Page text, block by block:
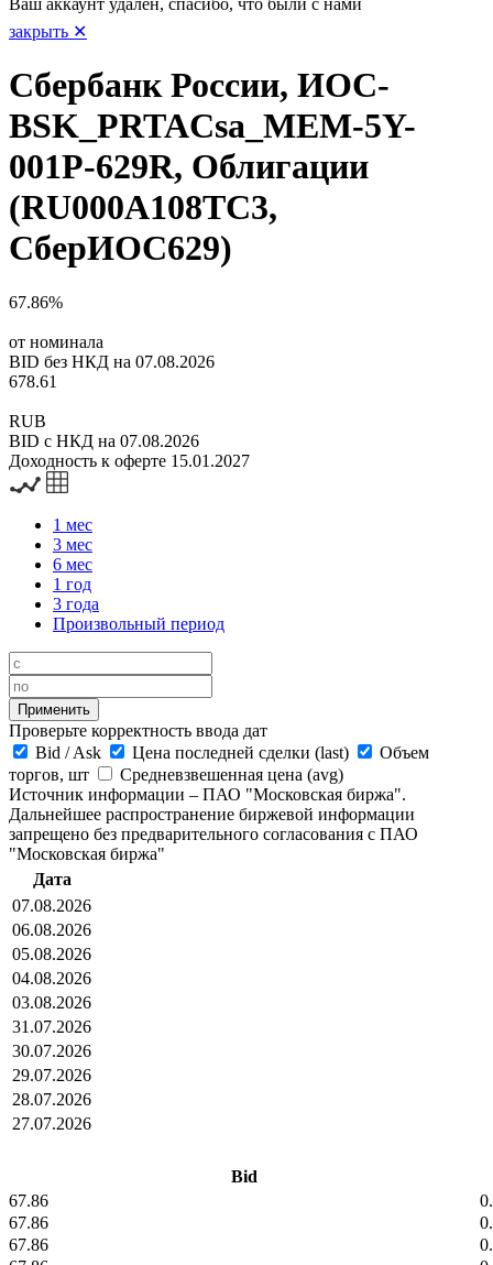
закрыть ✕
Сбербанк России, ИОС-
BSK_PRTACsa_MEM-5Y-
001Р-629R, Облигации
(RU000A108TC3,
СберИОС629)
67.86%
от номинала
BID без НКД на 07.08.2026
678.61
RUB
BID с НКД на 07.08.2026
Доходность к оферте 15.01.2027
1 мес
3 мес
6 мес
1 год
3 года
Произвольный период
Проверьте корректность ввода дат
Bid /Ask Цена последней сделки (last)
Объем
торгов, шт
Средневзвешенная цена (avg)
Источник информации – ПАО "Московская биржа".
Дальнейшее распространение биржевой информации
запрещено без предварительного согласования с ПАО
"Московская биржа"
Дата
07.08.2026
06.08.2026
05.08.2026
04.08.2026
03.08.2026
31.07.2026
30.07.2026
29.07.2026
28.07.2026
27.07.2026
Bid
67.86
67.86
67.86